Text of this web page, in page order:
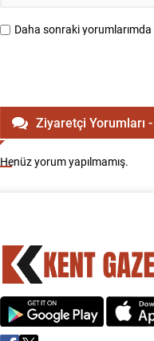
Daha sonraki yorumlarımda
Ziyaretçi Yorumları
Henüz yorum yapılmamış.